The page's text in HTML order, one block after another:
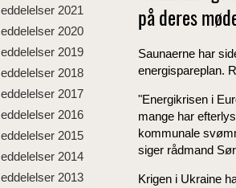
2021
2020
2019
2018
2017
2016
2015
2014
2013
på deres
Saunaerne har
energispareplan.
"Energikrisen i
mange har
kommunale
siger rådmand
Krigen i Ukraine